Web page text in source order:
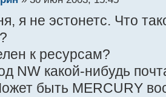
я не эстонетс. Что
к ресурсам?
NW какой-нибудь
быть MERCURY